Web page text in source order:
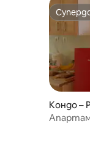
Кондо –